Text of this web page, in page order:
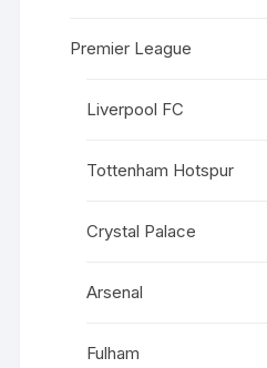
Premier League
Liverpool FC
Tottenham Hotspur
Crystal Palace
Arsenal
Fulham